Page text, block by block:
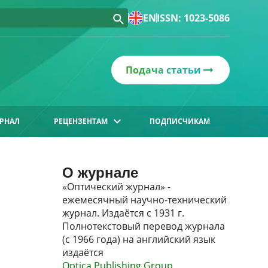
ENISSN: 1023-5086
Подача статьи
РЕЦЕНЗЕНТАМ ПОДПИСЧИКАМ
О журнале
«Оптический журнал» -
ежемесячный научно-технический
журнал. Издаётся с 1931 г.
Полнотекстовый перевод журнала
(с 1966 года) на английский язык
издаётся